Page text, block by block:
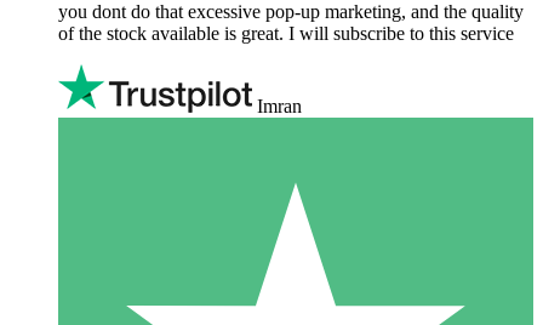
you dont do that excessive pop-up marketing, and the quality
of the stock available is great. I will subscribe to this service
Imran